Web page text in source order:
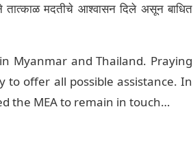
तात्काळ मदतीचे आश्वासन दिले असून बाधित
Myanmar and Thailand. Praying
offer all possible assistance. In
the MEA to remain in touch…